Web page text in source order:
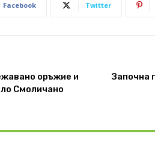
Facebook Twitter
оръжие и
Смоличано
Започна